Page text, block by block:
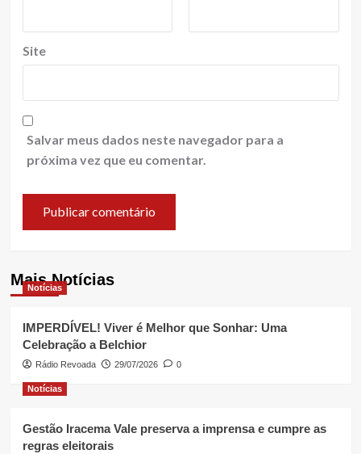
Site
Salvar meus dados neste navegador para a
próxima vez que eu comentar.
Mais Notícias
Notícias
IMPERDÍVEL! Viver é Melhor que Sonhar: Uma
Celebração a Belchior
Rádio Revoada 29/07/2026 0
Notícias
Gestão Iracema Vale preserva a imprensa e cumpre as
regras eleitorais